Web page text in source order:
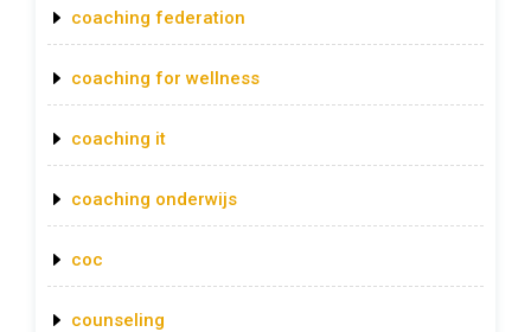
coaching federation
coaching for wellness
coaching it
coaching onderwijs
coc
counseling